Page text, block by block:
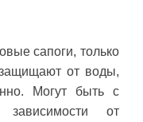
сапоги, только
от воды,
Могут быть с
от